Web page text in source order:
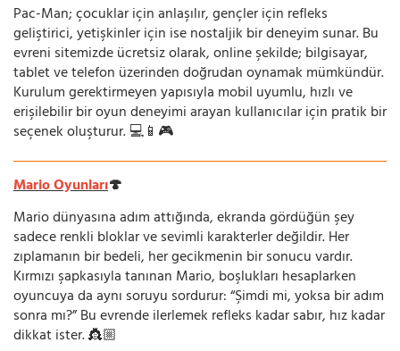
Pac-Man; çocuklar için anlaşılır, gençler için refleks
geliştirici, yetişkinler için ise nostaljik bir deneyim sunar. Bu
evreni sitemizde ücretsiz olarak, online şekilde; bilgisayar,
tablet ve telefon üzerinden doğrudan oynamak mümkündür.
Kurulum gerektirmeyen yapısıyla mobil uyumlu, hızlı ve
erişilebilir bir oyun deneyimi arayan kullanıcılar için pratik bir
seçenek oluşturur. 💻📱🎮
Mario Oyunları🍄
Mario dünyasına adım attığında, ekranda gördüğün şey
sadece renkli bloklar ve sevimli karakterler değildir. Her
zıplamanın bir bedeli, her gecikmenin bir sonucu vardır.
Kırmızı şapkasıyla tanınan Mario, boşlukları hesaplarken
oyuncuya da aynı soruyu sordurur: “Şimdi mi, yoksa bir adım
sonra mı?” Bu evrende ilerlemek refleks kadar sabır, hız kadar
dikkat ister. 👸🏼